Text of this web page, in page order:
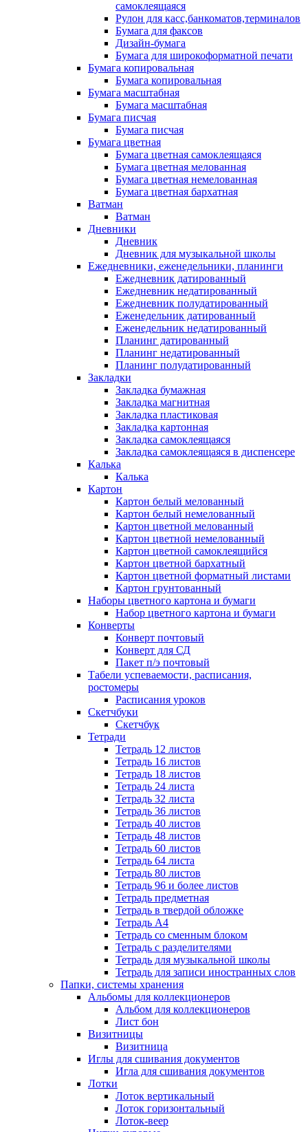
самоклеящаяся
Рулон для касс,банкоматов,терминалов
Бумага для факсов
Дизайн-бумага
Бумага для широкоформатной печати
Бумага копировальная
Бумага копировальная
Бумага масштабная
Бумага масштабная
Бумага писчая
Бумага писчая
Бумага цветная
Бумага цветная самоклеящаяся
Бумага цветная мелованная
Бумага цветная немелованная
Бумага цветная бархатная
Ватман
Ватман
Дневники
Дневник
Дневник для музыкальной школы
Ежедневники, еженедельники, планинги
Ежедневник датированный
Ежедневник недатированный
Ежедневник полудатированный
Еженедельник датированный
Еженедельник недатированный
Планинг датированный
Планинг недатированный
Планинг полудатированный
Закладки
Закладка бумажная
Закладка магнитная
Закладка пластиковая
Закладка картонная
Закладка самоклеящаяся
Закладка самоклеящаяся в диспенсере
Калька
Калька
Картон
Картон белый мелованный
Картон белый немелованный
Картон цветной мелованный
Картон цветной немелованный
Картон цветной самоклеящийся
Картон цветной бархатный
Картон цветной форматный листами
Картон грунтованный
Наборы цветного картона и бумаги
Набор цветного картона и бумаги
Конверты
Конверт почтовый
Конверт для СД
Пакет п/э почтовый
Табели успеваемости, расписания,
ростомеры
Расписания уроков
Скетчбуки
Скетчбук
Тетради
Тетрадь 12 листов
Тетрадь 16 листов
Тетрадь 18 листов
Тетрадь 24 листа
Тетрадь 32 листа
Тетрадь 36 листов
Тетрадь 40 листов
Тетрадь 48 листов
Тетрадь 60 листов
Тетрадь 64 листа
Тетрадь 80 листов
Тетрадь 96 и более листов
Тетрадь предметная
Тетрадь в твердой обложке
Тетрадь А4
Тетрадь со сменным блоком
Тетрадь с разделителями
Тетрадь для музыкальной школы
Тетрадь для записи иностранных слов
Папки, системы хранения
Альбомы для коллекционеров
Альбом для коллекционеров
Лист бон
Визитницы
Визитница
Иглы для сшивания документов
Игла для сшивания документов
Лотки
Лоток вертикальный
Лоток горизонтальный
Лоток-веер